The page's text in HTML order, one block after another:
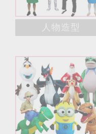
人物造型